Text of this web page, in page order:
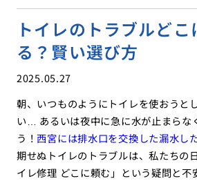
トイレのトラブルどこ
る？賢い選び方
2025.05.27
朝、いつものようにトイレを使おうと
い… あるいは夜中に急に水が止まらな
う！西宮には排水口を交換した漏水し
期せぬトイレのトラブルは、私たちの
イレ修理 どこに頼む」という疑問と不